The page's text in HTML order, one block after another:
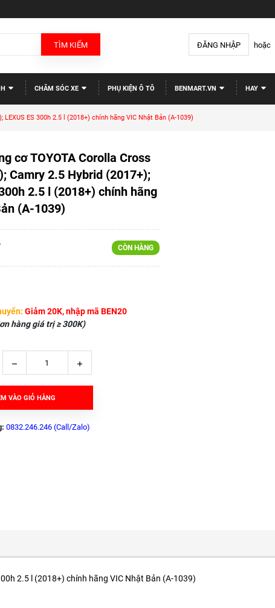
TÌM KIẾM ĐĂNG NHẬP hoặc
CHĂM SÓC XE PHỤ KIỆN Ô TÔ BENMART.VN HAY
ES 300h 2.5 l (2018+) chính hãng VIC Nhật Bản (A-1039)
cơ TOYOTA Corolla Cross
Camry 2.5 Hybrid (2017+);
2.5 l (2018+) chính hãng
(A-1039)
CÒN HÀNG
Giảm 20K, nhập mã BEN20
hàng giá trị ≥ 300K)
VÀO GIỎ HÀNG
0832.246.246 (Call/Zalo)
2.5 l (2018+) chính hãng VIC Nhật Bản (A-1039)